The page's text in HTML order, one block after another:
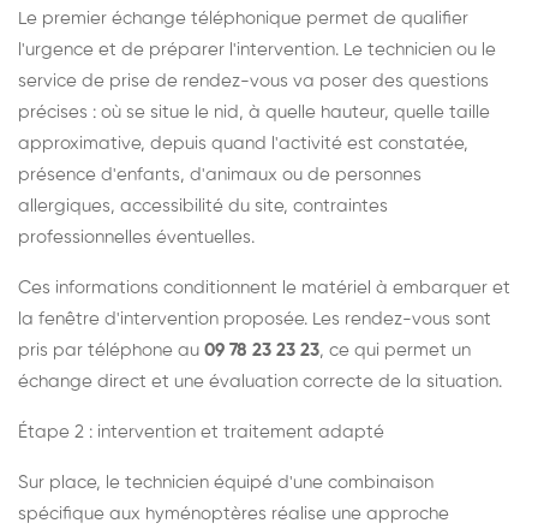
Le premier échange téléphonique permet de qualifier
l'urgence et de préparer l'intervention. Le technicien ou le
service de prise de rendez-vous va poser des questions
précises : où se situe le nid, à quelle hauteur, quelle taille
approximative, depuis quand l'activité est constatée,
présence d'enfants, d'animaux ou de personnes
allergiques, accessibilité du site, contraintes
professionnelles éventuelles.
Ces informations conditionnent le matériel à embarquer et
la fenêtre d'intervention proposée. Les rendez-vous sont
pris par téléphone au 09 78 23 23 23, ce qui permet un
échange direct et une évaluation correcte de la situation.
Étape 2 : intervention et traitement adapté
Sur place, le technicien équipé d'une combinaison
spécifique aux hyménoptères réalise une approche